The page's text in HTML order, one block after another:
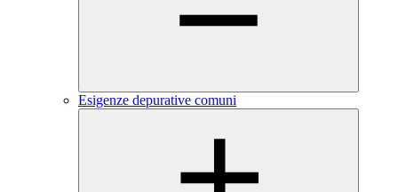
Esigenze depurative comuni